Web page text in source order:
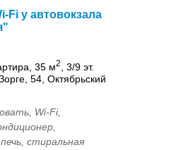
Fi у автовокзала
35 м2
, 3/9 эт.
54, Октябрьский
Wi-Fi,
стиральная